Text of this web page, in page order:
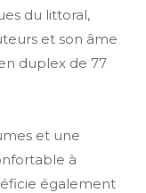
du littoral,
et son âme
duplex de 77
et une
à
également